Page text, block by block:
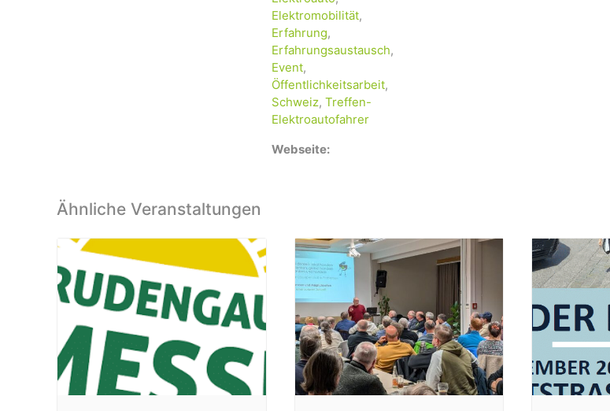
Elektromobilität,
Erfahrung,
Erfahrungsaustausch,
Event,
Öffentlichkeitsarbeit,
Schweiz, Treffen-
Elektroautofahrer
Webseite:
Ähnliche Veranstaltungen